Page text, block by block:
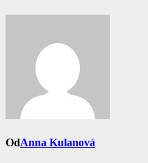
OdAnna Kulanová